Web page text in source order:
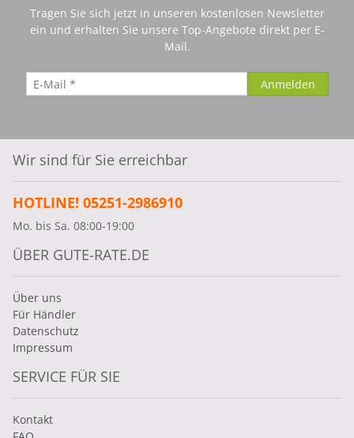
Tragen Sie sich jetzt in unseren kostenlosen Newsletter
ein und erhalten Sie unsere Top-Angebote direkt per E-
Mail.
Wir sind für Sie erreichbar
HOTLINE! 05251-2986910
Mo. bis Sa. 08:00-19:00
ÜBER GUTE-RATE.DE
Über uns
Für Händler
Datenschutz
Impressum
SERVICE FÜR SIE
Kontakt